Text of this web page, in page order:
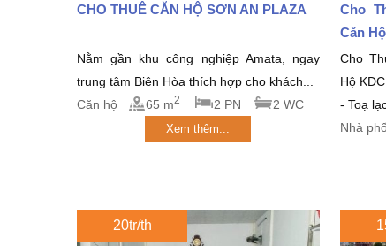
CHO THUÊ CĂN HỘ SƠN AN PLAZA
Nằm gần khu công nghiệp Amata, ngay
trung tâm Biên Hòa thích hợp cho khách...
Căn hộ
65 m2 2 PN 2 WC
Xem thêm...
Cho
Căn
Cho
Hộ
- Toạ
Nhà
20tr/th